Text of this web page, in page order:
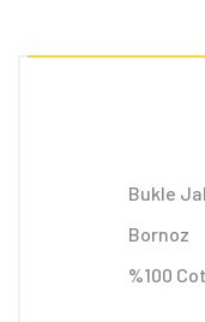
Bukle
Bornoz
%100